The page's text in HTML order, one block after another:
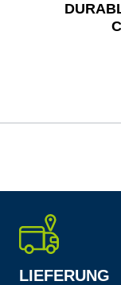
LIEFERUNG